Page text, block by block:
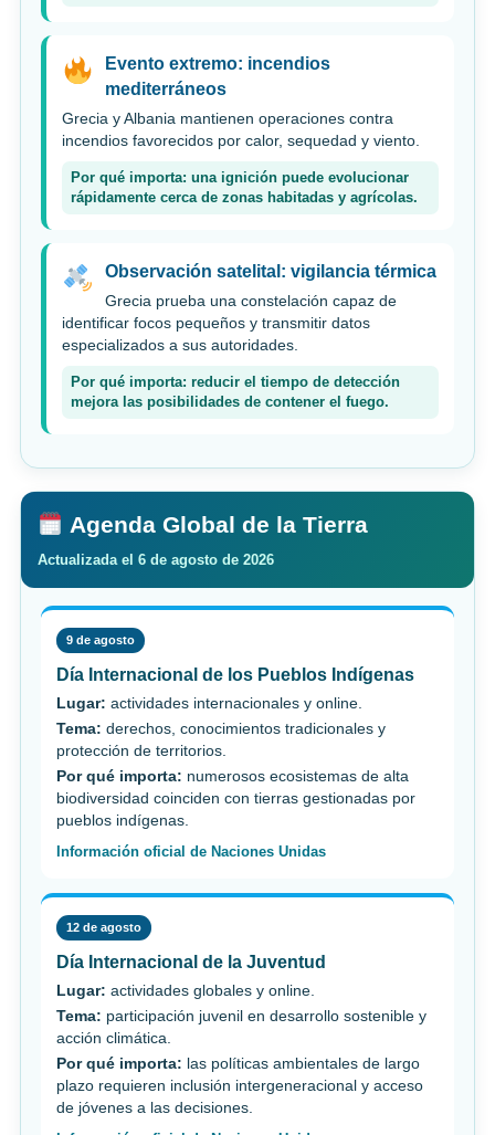
Evento extremo: incendios
mediterráneos
Grecia y Albania mantienen operaciones contra
incendios favorecidos por calor, sequedad y viento.
Por qué importa: una ignición puede evolucionar
rápidamente cerca de zonas habitadas y agrícolas.
Observación satelital: vigilancia térmica
Grecia prueba una constelación capaz de
identificar focos pequeños y transmitir datos
especializados a sus autoridades.
Por qué importa: reducir el tiempo de detección
mejora las posibilidades de contener el fuego.
Agenda Global de la Tierra
Actualizada el 6 de agosto de 2026
9 de agosto
Día Internacional de los Pueblos Indígenas
Lugar: actividades internacionales y online.
Tema: derechos, conocimientos tradicionales y
protección de territorios.
Por qué importa: numerosos ecosistemas de alta
biodiversidad coinciden con tierras gestionadas por
pueblos indígenas.
Información oficial de Naciones Unidas
12 de agosto
Día Internacional de la Juventud
Lugar: actividades globales y online.
Tema: participación juvenil en desarrollo sostenible y
acción climática.
Por qué importa: las políticas ambientales de largo
plazo requieren inclusión intergeneracional y acceso
de jóvenes a las decisiones.